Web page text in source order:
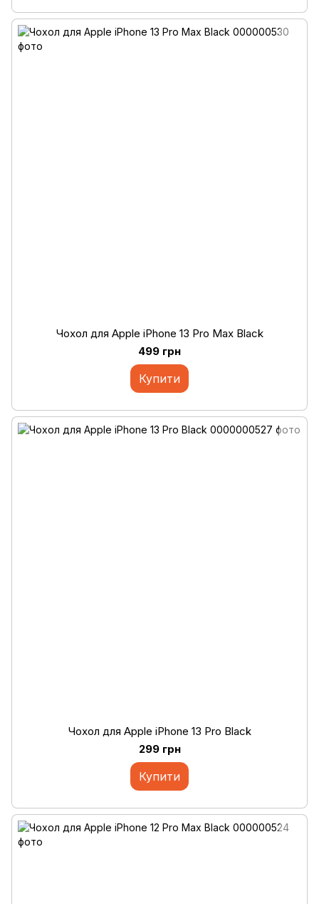
Чохол для Apple iPhone 13 Pro Max Black
499 грн
Купити
Чохол для Apple iPhone 13 Pro Black
299 грн
Купити